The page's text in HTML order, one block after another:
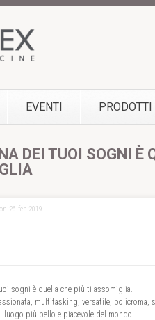
EVENTI PRODOTTI
DEI TUOI SOGNI È
26 feb 2019
sogni è quella che più ti assomiglia.
multitasking, versatile, policroma,
luogo più bello e piacevole del mondo!